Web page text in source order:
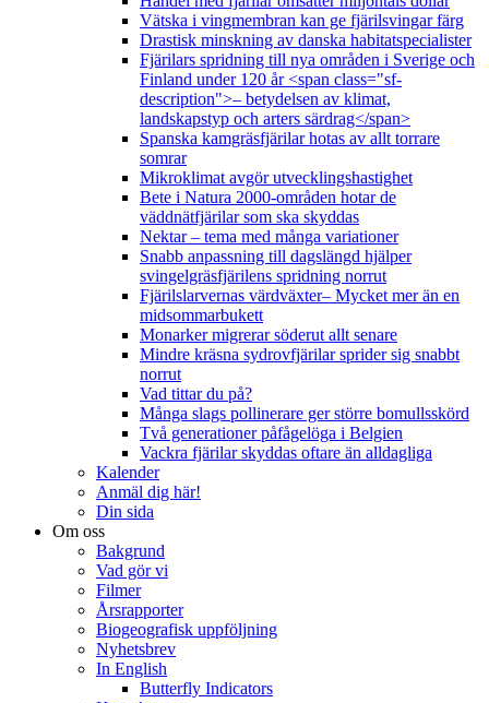
Vätska i vingmembran kan ge fjärilsvingar färg
Drastisk minskning av danska habitatspecialister
Fjärilars spridning till nya områden i Sverige och
Finland under 120 år <span class="sf-
description">– betydelsen av klimat,
landskapstyp och arters särdrag</span>
Spanska kamgräsfjärilar hotas av allt torrare
somrar
Mikroklimat avgör utvecklingshastighet
Bete i Natura 2000-områden hotar de
väddnätfjärilar som ska skyddas
Nektar – tema med många variationer
Snabb anpassning till dagslängd hjälper
svingelgräsfjärilens spridning norrut
Fjärilslarvernas värdväxter– Mycket mer än en
midsommarbukett
Monarker migrerar söderut allt senare
Mindre kräsna sydrovfjärilar sprider sig snabbt
norrut
Vad tittar du på?
Många slags pollinerare ger större bomullsskörd
Två generationer påfågelöga i Belgien
Vackra fjärilar skyddas oftare än alldagliga
Kalender
Anmäl dig här!
Din sida
Om oss
Bakgrund
Vad gör vi
Filmer
Årsrapporter
Biogeografisk uppföljning
Nyhetsbrev
In English
Butterfly Indicators